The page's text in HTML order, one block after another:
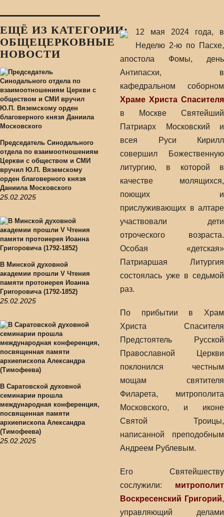
ЕЩЁ ИЗ КАТЕГОРИИ:
ОБЩЕЦЕРКОВНЫЕ
НОВОСТИ
Председатель Синодального
отдела по взаимоотношениям
Церкви с обществом и СМИ
вручил Ю.П. Вяземскому
орден благоверного князя
Даниила Московского
25.02.2025
В Минской духовной
академии прошли V Чтения
памяти протоиерея Иоанна
Григоровича (1792-1852)
25.02.2025
В Саратовской духовной
семинарии прошла
международная конференция,
посвященная памяти
архиепископа Александра
(Тимофеева)
25.02.2025
12 мая 2024 года, в
Неделю 2-ю по Пасхе,
апостола Фомы, день
Антипасхи, в
кафедральном соборном
Храме Христа Спасителя
в Москве Святейший
Патриарх Московский и
всея Руси Кирилл
совершил Божественную
литургию, в которой в
качестве молящихся,
поющих и
прислуживающих в алтаре
участвовали дети
отроческого возраста.
Особая «детская»
Патриаршая Литургия
состоялась уже в седьмой
раз.
По прибытии в Храм
Христа Спасителя
Предстоятель Русской
Православной Церкви
поклонился честным
мощам святителя
Филарета, митрополита
Московского, и иконе
Святой Троицы,
написанной преподобным
Андреем Рублевым.
Его Святейшеству
сослужили: митрополит
Воскресенский Григорий,
управляющий делами